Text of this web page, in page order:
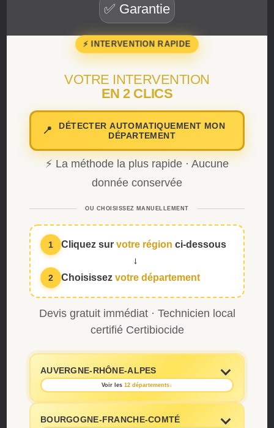
✅ Garantie
⚡ INTERVENTION RAPIDE
VOTRE INTERVENTION
EN 2 CLICS
📍
DÉTECTER AUTOMATIQUEMENT MON
DÉPARTEMENT
⚡ La méthode la plus rapide · Aucune
donnée conservée
OU CHOISISSEZ MANUELLEMENT
1 Cliquez survotre région ci-dessous
→
2
Choisissezvotre département
Devis gratuit immédiat · Technicien local
certifié Certibiocide
AUVERGNE-RHÔNE-ALPES
Voir les 12 départements↓
BOURGOGNE-FRANCHE-COMTÉ